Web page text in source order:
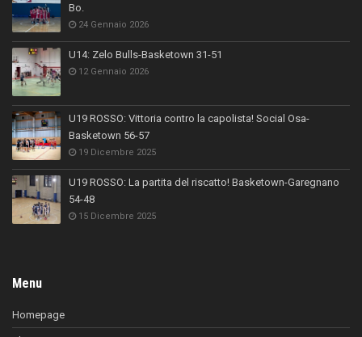
Bo.
24 Gennaio 2026
U14: Zelo Bulls-Basketown 31-51
12 Gennaio 2026
U19 ROSSO: Vittoria contro la capolista! Social Osa-
Basketown 56-57
19 Dicembre 2025
U19 ROSSO: La partita del riscatto! Basketown-Garegnano
54-48
15 Dicembre 2025
Menu
Homepage